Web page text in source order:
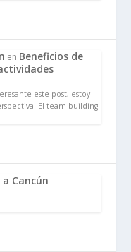
en Beneficios de
este post, estoy
El team building
a Cancún